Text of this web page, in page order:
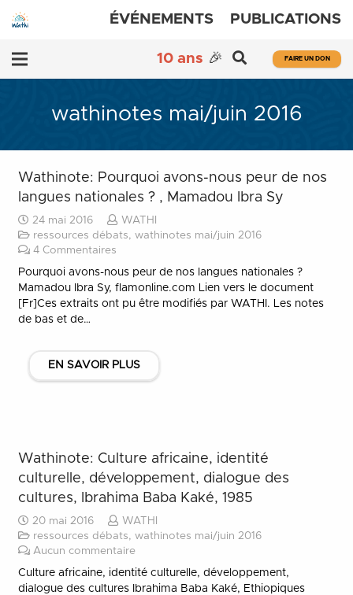
ÉVÉNEMENTS PUBLICATIONS
10 ans 🎉 FAIRE UN DON
wathinotes mai/juin 2016
Wathinote: Pourquoi avons-nous peur de nos
langues nationales ? , Mamadou Ibra Sy
24 mai 2016
WATHI
ressources débats, wathinotes mai/juin 2016
4 Commentaires
Pourquoi avons-nous peur de nos langues nationales ?
Mamadou Ibra Sy, flamonline.com Lien vers le document
[Fr]Ces extraits ont pu être modifiés par WATHI. Les notes
de bas et de…
EN SAVOIR PLUS
Wathinote: Culture africaine, identité
culturelle, développement, dialogue des
cultures, Ibrahima Baba Kaké, 1985
20 mai 2016
WATHI
ressources débats, wathinotes mai/juin 2016
Aucun commentaire
Culture africaine, identité culturelle, développement,
dialogue des cultures Ibrahima Baba Kaké, Ethiopiques